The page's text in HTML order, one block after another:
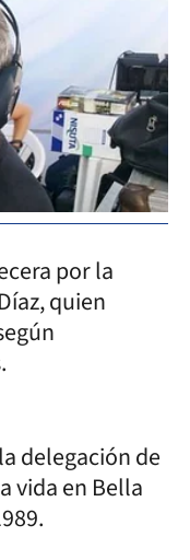
por la
quien
delegación de
vida en Bella